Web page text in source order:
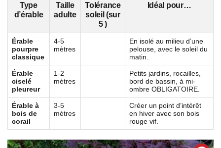
Type
d’érable
Taille
adulte
Tolérance
soleil (sur
5 )
Idéal pour…
Érable
pourpre
classique
4-5
mètres
En isolé au milieu d’une
pelouse, avec le soleil du
matin.
Érable
ciselé
pleureur
1-2
mètres
Petits jardins, rocailles,
bord de bassin, à mi-
ombre OBLIGATOIRE.
Érable à
bois de
corail
3-5
mètres
Créer un point d’intérêt
en hiver avec son bois
rouge vif.